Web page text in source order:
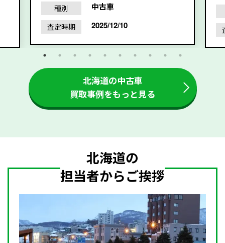
種別 中古車
査定時期 2025/12/10
北海道の中古車
買取事例をもっと見る
北海道の
担当者からご挨拶